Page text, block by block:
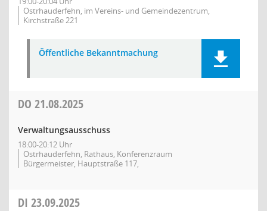
Ostrhauderfehn, im Vereins- und Gemeindezentrum,
Kirchstraße 221
Öffentliche Bekanntmachung
DO 21.08.2025
Verwaltungsausschuss
18:00-20:12 Uhr
Ostrhauderfehn, Rathaus, Konferenzraum
Bürgermeister, Hauptstraße 117,
DI 23.09.2025